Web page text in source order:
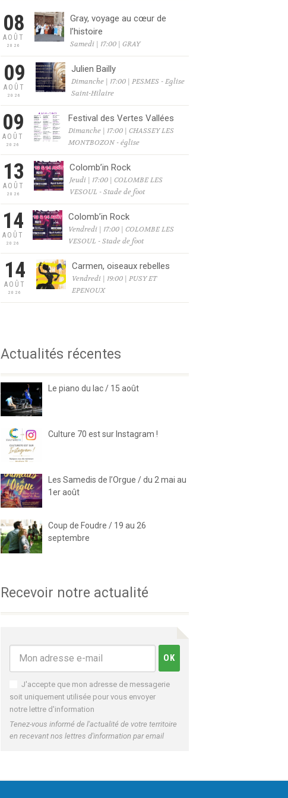
08
AOÛT
2026
Gray, voyage au cœur de
l’histoire
Samedi | 17:00 | GRAY
09
AOÛT
2026
Julien Bailly
Dimanche | 17:00 | PESMES - Eglise
Saint-Hilaire
09
AOÛT
2026
Festival des Vertes Vallées
Dimanche | 17:00 | CHASSEY LES
MONTBOZON - église
13
AOÛT
2026
Colomb’in Rock
Jeudi | 17:00 | COLOMBE LES
VESOUL - Stade de foot
14
AOÛT
2026
Colomb’in Rock
Vendredi | 17:00 | COLOMBE LES
VESOUL - Stade de foot
14
AOÛT
2026
Carmen, oiseaux rebelles
Vendredi | 19:00 | PUSY ET
EPENOUX
Actualités récentes
Le piano du lac / 15 août
Culture 70 est sur Instagram !
Les Samedis de l’Orgue / du 2 mai au
1er août
Coup de Foudre / 19 au 26
septembre
Recevoir notre actualité
J'accepte que mon adresse de messagerie
soit uniquement utilisée pour vous envoyer
notre lettre d'information
Tenez-vous informé de l'actualité de votre territoire
en recevant nos lettres d'information par email